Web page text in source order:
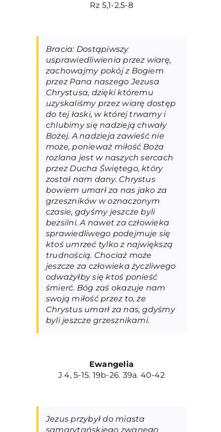
Rz 5,1-2.5-8
Bracia: Dostąpiwszy
usprawiedliwienia przez wiarę,
zachowajmy pokój z Bogiem
przez Pana naszego Jezusa
Chrystusa, dzięki któremu
uzyskaliśmy przez wiarę dostęp
do tej łaski, w której trwamy i
chlubimy się nadzieją chwały
Bożej. A nadzieja zawieść nie
może, ponieważ miłość Boża
rozlana jest w naszych sercach
przez Ducha Świętego, który
został nam dany. Chrystus
bowiem umarł za nas jako za
grzeszników w oznaczonym
czasie, gdyśmy jeszcze byli
bezsilni. A nawet za człowieka
sprawiedliwego podejmuje się
ktoś umrzeć tylko z największą
trudnością. Chociaż może
jeszcze za człowieka życzliwego
odważyłby się ktoś ponieść
śmierć. Bóg zaś okazuje nam
swoją miłość przez to, że
Chrystus umarł za nas, gdyśmy
byli jeszcze grzesznikami.
Ewangelia
J 4, 5-15. 19b-26. 39a. 40-42
Jezus przybył do miasta
samarytańskiego zwanego